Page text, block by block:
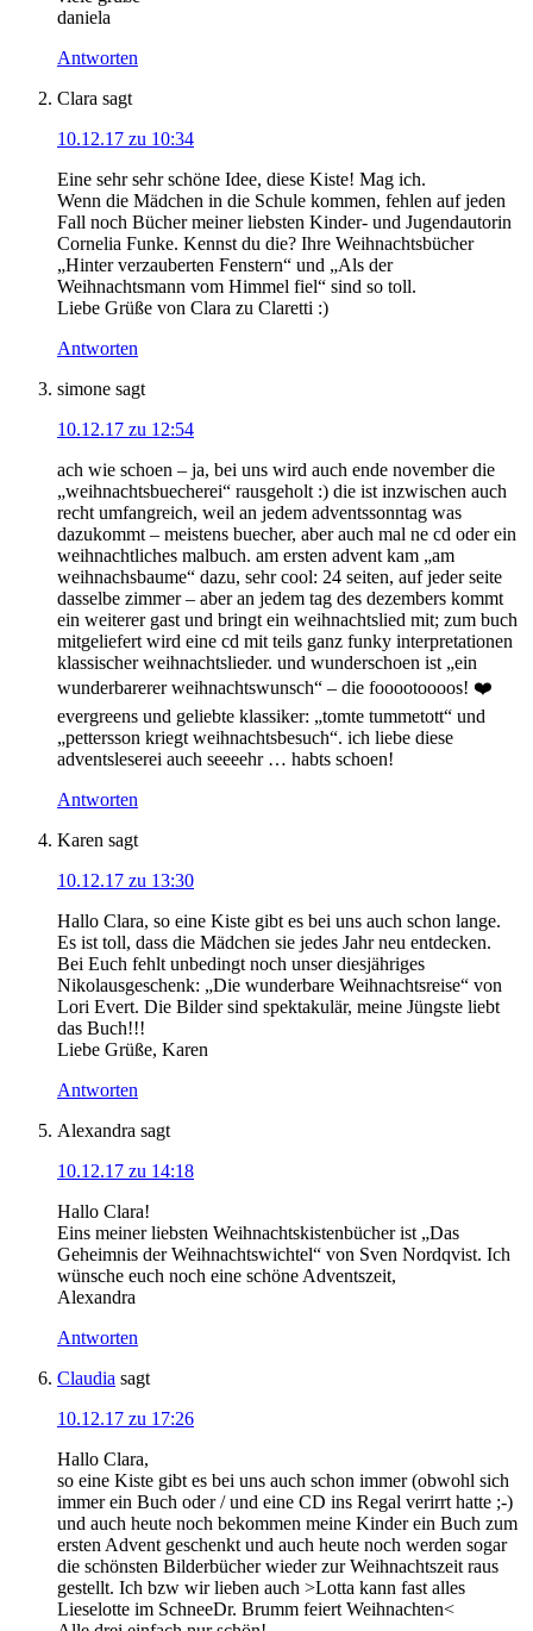
daniela
Antworten
Clara sagt
10.12.17 zu 10:34
Eine sehr sehr schöne Idee, diese Kiste! Mag ich.
Wenn die Mädchen in die Schule kommen, fehlen auf jeden
Fall noch Bücher meiner liebsten Kinder- und Jugendautorin
Cornelia Funke. Kennst du die? Ihre Weihnachtsbücher
„Hinter verzauberten Fenstern“ und „Als der
Weihnachtsmann vom Himmel fiel“ sind so toll.
Liebe Grüße von Clara zu Claretti :)
Antworten
simone sagt
10.12.17 zu 12:54
ach wie schoen – ja, bei uns wird auch ende november die
„weihnachtsbuecherei“ rausgeholt :) die ist inzwischen auch
recht umfangreich, weil an jedem adventssonntag was
dazukommt – meistens buecher, aber auch mal ne cd oder ein
weihnachtliches malbuch. am ersten advent kam „am
weihnachsbaume“ dazu, sehr cool: 24 seiten, auf jeder seite
dasselbe zimmer – aber an jedem tag des dezembers kommt
ein weiterer gast und bringt ein weihnachtslied mit; zum buch
mitgeliefert wird eine cd mit teils ganz funky interpretationen
klassischer weihnachtslieder. und wunderschoen ist „ein
wunderbarerer weihnachtswunsch“ – die fooootoooos! ❤️
evergreens und geliebte klassiker: „tomte tummetott“ und
„pettersson kriegt weihnachtsbesuch“. ich liebe diese
adventsleserei auch seeeehr … habts schoen!
Antworten
Karen sagt
10.12.17 zu 13:30
Hallo Clara, so eine Kiste gibt es bei uns auch schon lange.
Es ist toll, dass die Mädchen sie jedes Jahr neu entdecken.
Bei Euch fehlt unbedingt noch unser diesjähriges
Nikolausgeschenk: „Die wunderbare Weihnachtsreise“ von
Lori Evert. Die Bilder sind spektakulär, meine Jüngste liebt
das Buch!!!
Liebe Grüße, Karen
Antworten
Alexandra sagt
10.12.17 zu 14:18
Hallo Clara!
Eins meiner liebsten Weihnachtskistenbücher ist „Das
Geheimnis der Weihnachtswichtel“ von Sven Nordqvist. Ich
wünsche euch noch eine schöne Adventszeit,
Alexandra
Antworten
Claudia sagt
10.12.17 zu 17:26
Hallo Clara,
so eine Kiste gibt es bei uns auch schon immer (obwohl sich
immer ein Buch oder / und eine CD ins Regal verirrt hatte ;-)
und auch heute noch bekommen meine Kinder ein Buch zum
ersten Advent geschenkt und auch heute noch werden sogar
die schönsten Bilderbücher wieder zur Weihnachtszeit raus
gestellt. Ich bzw wir lieben auch >Lotta kann fast alles
Lieselotte im SchneeDr. Brumm feiert Weihnachten<